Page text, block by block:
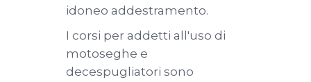
idoneo addestramento.
I corsi per addetti all'uso di
motoseghe e
decespugliatori sono